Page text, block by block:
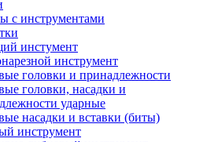
с инструментами
инстумент
инструмент
головки и принадлежности
головки, насадки и
ударные
насадки и вставки (биты)
инструмент